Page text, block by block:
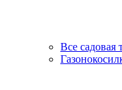
Все садовая